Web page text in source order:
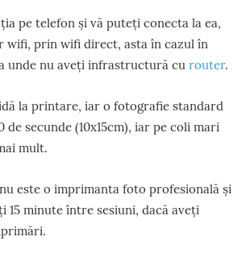
pe telefon și vă puteți conecta la ea,
wifi, prin wifi direct, asta în cazul în
unde nu aveți infrastructură cu router.
la printare, iar o fotografie standard
de secunde (10x15cm), iar pe coli mari
mult.
este o imprimanta foto profesională și
15 minute între sesiuni, dacă aveți